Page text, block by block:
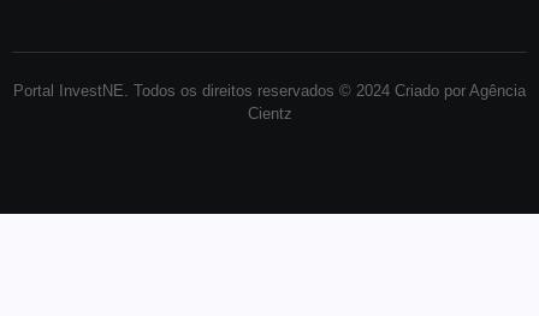
Portal InvestNE. Todos os direitos reservados © 2024 Criado por Agência
Cientz